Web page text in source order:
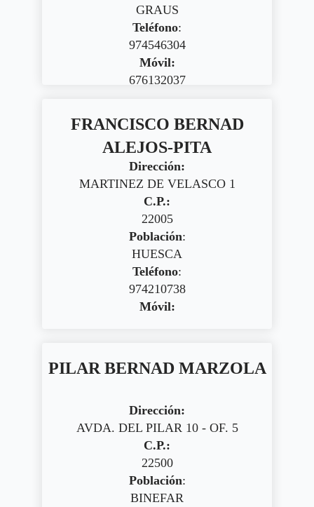
GRAUS
Teléfono:
974546304
Móvil:
676132037
FRANCISCO BERNAD
ALEJOS-PITA
Dirección:
MARTINEZ DE VELASCO 1
C.P.:
22005
Población:
HUESCA
Teléfono:
974210738
Móvil:
PILAR BERNAD MARZOLA
Dirección:
AVDA. DEL PILAR 10 - OF. 5
C.P.:
22500
Población:
BINEFAR